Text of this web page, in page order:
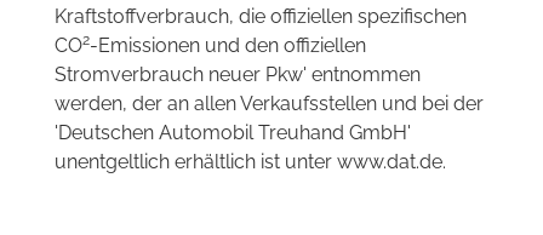
Kraftstoffverbrauch, die offiziellen spezifischen
CO2-Emissionen und den offiziellen
Stromverbrauch neuer Pkw' entnommen
werden, der an allen Verkaufsstellen und bei der
'Deutschen Automobil Treuhand GmbH'
unentgeltlich erhältlich ist unter www.dat.de.